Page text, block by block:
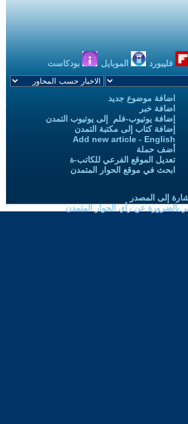
فليبورد الموبايل بودكاست
اضافة موضوع جديد
اضافة خبر
إضافة يوتيوب-فلم إلى يوتيوب التمدن
إضافة كتاب إلى مكتبة التمدن
Add new article - English
أضف حملة
تعديل الموقع الفرعي للكاتب-ة
ابحث في موقع الحوار المتمدن
إلى المصدر
بالضرورة عن رأي الحوار المتمدن